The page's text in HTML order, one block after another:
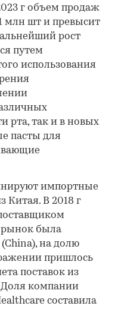
г объем продаж
млн шт и превысит
рост
путем
использования
рта, так и в новых
пасты для
импортные
Китая. В 2018 г
рынок была
на долю
пришлось
поставок из
Доля компании
составила